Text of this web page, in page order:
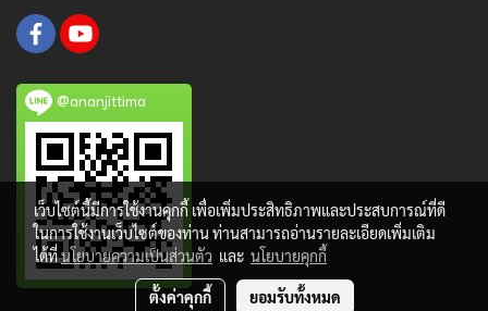
@ananjittima
เว็บไซต์นี้มีการใช้งานคุกกี้ เพื่อเพิ่มประสิทธิภาพและประสบการณ์ที่ดี
ในการใช้งานเว็บไซต์ของท่าน ท่านสามารถอ่านรายละเอียดเพิ่มเติม
ได้ที่นโยบายความเป็นส่วนตัว และ นโยบายคุกกี้
ตั้งค่าคุกกี้ ยอมรับทั้งหมด